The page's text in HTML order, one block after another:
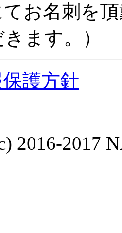
てお名刺を
ます。）
護方針
2016-2017